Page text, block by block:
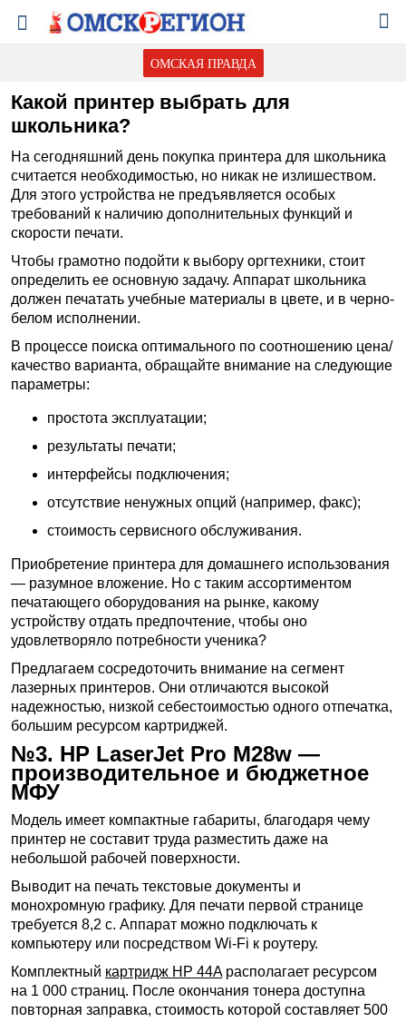
ОМСКАЯ ПРАВДА
Какой принтер выбрать для
школьника?
На сегодняшний день покупка принтера для школьника
считается необходимостью, но никак не излишеством.
Для этого устройства не предъявляется особых
требований к наличию дополнительных функций и
скорости печати.
Чтобы грамотно подойти к выбору оргтехники, стоит
определить ее основную задачу. Аппарат школьника
должен печатать учебные материалы в цвете, и в черно-
белом исполнении.
В процессе поиска оптимального по соотношению цена/
качество варианта, обращайте внимание на следующие
параметры:
простота эксплуатации;
результаты печати;
интерфейсы подключения;
отсутствие ненужных опций (например, факс);
стоимость сервисного обслуживания.
Приобретение принтера для домашнего использования
— разумное вложение. Но с таким ассортиментом
печатающего оборудования на рынке, какому
устройству отдать предпочтение, чтобы оно
удовлетворяло потребности ученика?
Предлагаем сосредоточить внимание на сегмент
лазерных принтеров. Они отличаются высокой
надежностью, низкой себестоимостью одного отпечатка,
большим ресурсом картриджей.
№3. HP LaserJet Pro M28w —
производительное и бюджетное
МФУ
Модель имеет компактные габариты, благодаря чему
принтер не составит труда разместить даже на
небольшой рабочей поверхности.
Выводит на печать текстовые документы и
монохромную графику. Для печати первой странице
требуется 8,2 с. Аппарат можно подключать к
компьютеру или посредством Wi-Fi к роутеру.
Комплектный картридж HP 44Aрасполагает ресурсом
на 1 000 страниц. После окончания тонера доступна
повторная заправка, стоимость которой составляет 500